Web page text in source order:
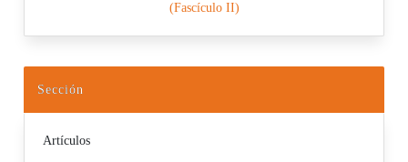
(Fascículo II)
Sección
Artículos